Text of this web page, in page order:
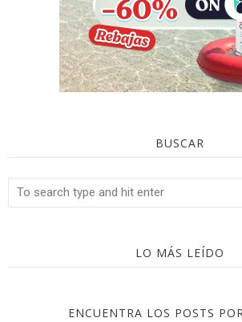
BUSCAR
LO MÁS LEÍDO
ENCUENTRA LOS POSTS